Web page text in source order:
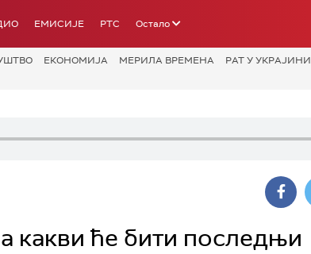
ЕМИСИЈЕ РТС Остало
ЕКОНОМИЈА МЕРИЛА ВРЕМЕНА РАТ У УКРАЈИНИ
какви ће бити последњи